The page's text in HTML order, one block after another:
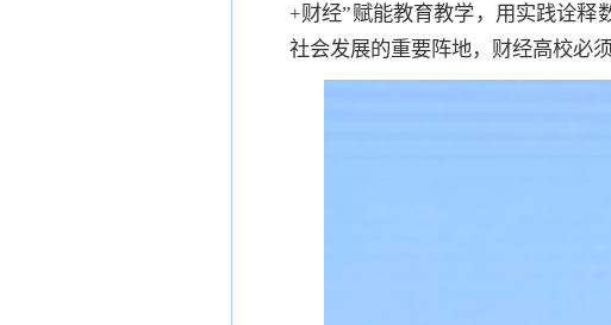
+财经”赋能教育教学，用实践诠释
社会发展的重要阵地，财经高校必